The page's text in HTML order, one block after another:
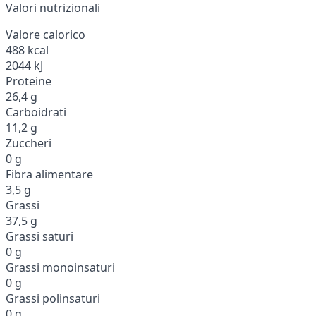
Valori nutrizionali
Valore calorico
488 kcal
2044 kJ
Proteine
26,4 g
Carboidrati
11,2 g
Zuccheri
0 g
Fibra alimentare
3,5 g
Grassi
37,5 g
Grassi saturi
0 g
Grassi monoinsaturi
0 g
Grassi polinsaturi